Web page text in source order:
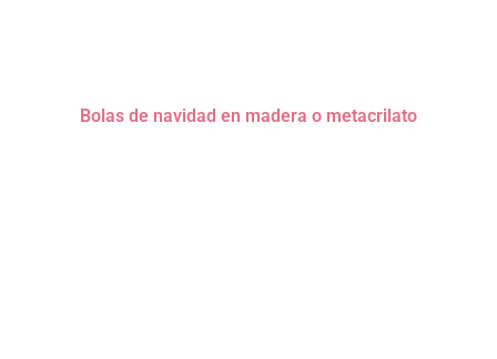
Bolas de navidad en madera o metacrilato